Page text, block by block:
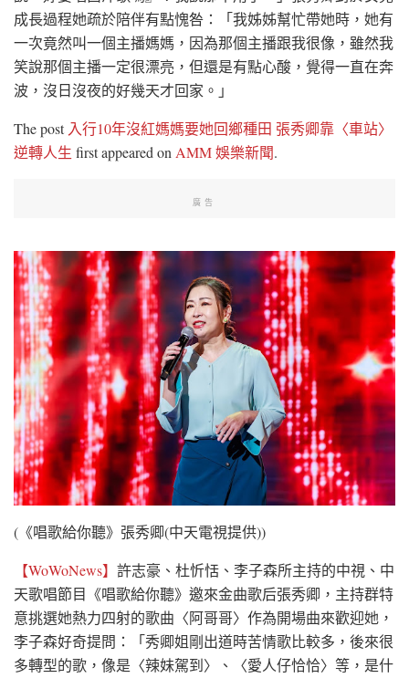
成長過程她疏於陪伴有點愧咎：「我姊姊幫忙帶她時，她有
一次竟然叫一個主播媽媽，因為那個主播跟我很像，雖然我
笑說那個主播一定很漂亮，但還是有點心酸，覺得一直在奔
波，沒日沒夜的好幾天才回家。」
The post 入行10年沒紅媽媽要她回鄉種田 張秀卿靠〈車站〉
逆轉人生 first appeared onAMM 娛樂新聞.
廣告
(《唱歌給你聽》張秀卿(中天電視提供))
【WoWoNews】 許志豪、杜忻恬、李子森所主持的中視、中
天歌唱節目《唱歌給你聽》邀來金曲歌后張秀卿，主持群特
意挑選她熱力四射的歌曲〈阿哥哥〉作為開場曲來歡迎她，
李子森好奇提問：「秀卿姐剛出道時苦情歌比較多，後來很
多轉型的歌，像是〈辣妹駕到〉、〈愛人仔恰恰〉等，是什